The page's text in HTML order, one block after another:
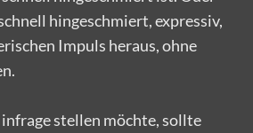
hingeschmiert, expressiv,
Impuls heraus, ohne
stellen möchte, sollte